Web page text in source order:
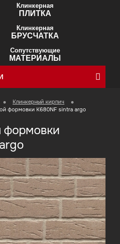
Клинкерная
ПЛИТКА
Клинкерная
БРУСЧАТКА
Сопутствующие
МАТЕРИАЛЫ
Клинкерный кирпич
формовки K680NF sintra argo
формовки